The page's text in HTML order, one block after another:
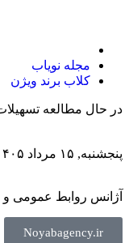
مجله نویاب
کلاب برند ویژن
در حال مطالعه تسهیلات طرح
پنجشنبه, ۱۵ مرداد ۱۴۰۵
آژانس روابط عمومی و
Noyabagency.ir